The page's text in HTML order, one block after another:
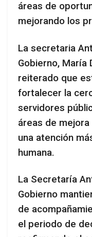
áreas de
mejorando los
La secretaria
Gobierno, María
reiterado que
fortalecer la
servidores
áreas de
una atención
humana.
La Secretaría
Gobierno
de
el periodo de